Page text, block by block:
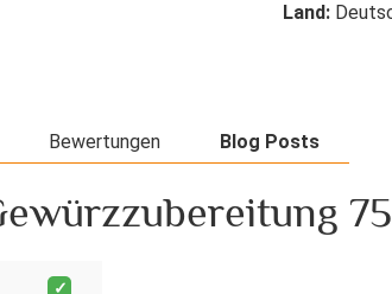
Land:
Bewertungen Blog Posts